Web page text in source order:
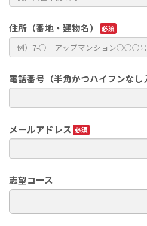
住所（番地・建物名）
電話番号（半角かつハイフンなし
メールアドレス
志望コース